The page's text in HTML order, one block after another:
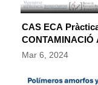
CAS ECA
CONTAMINACIÓ
ANÀLISI DE
Mar 6, 2024